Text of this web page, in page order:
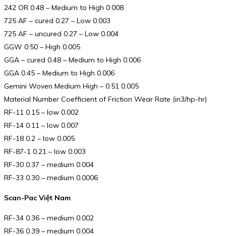
242 OR 0.48 – Medium to High 0.008
725 AF – cured 0.27 – Low 0.003
725 AF – uncured 0.27 – Low 0.004
GGW 0.50 – High 0.005
GGA – cured 0.48 – Medium to High 0.006
GGA 0.45 – Medium to High 0.006
Gemini Woven Medium High – 0.51 0.005
Material Number Coefficient of Friction Wear Rate (in3/hp-hr)
RF-11 0.15 – low 0.002
RF-14 0.11 – low 0.007
RF-18 0.2 – low 0.005
RF-87-1 0.21 – low 0.003
RF-30 0.37 – medium 0.004
RF-33 0.30 – medium 0.0006
Scan-Pac Việt Nam
RF-34 0.36 – medium 0.002
RF-36 0.39 – medium 0.004